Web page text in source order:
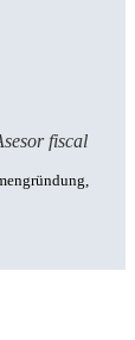
fiscal